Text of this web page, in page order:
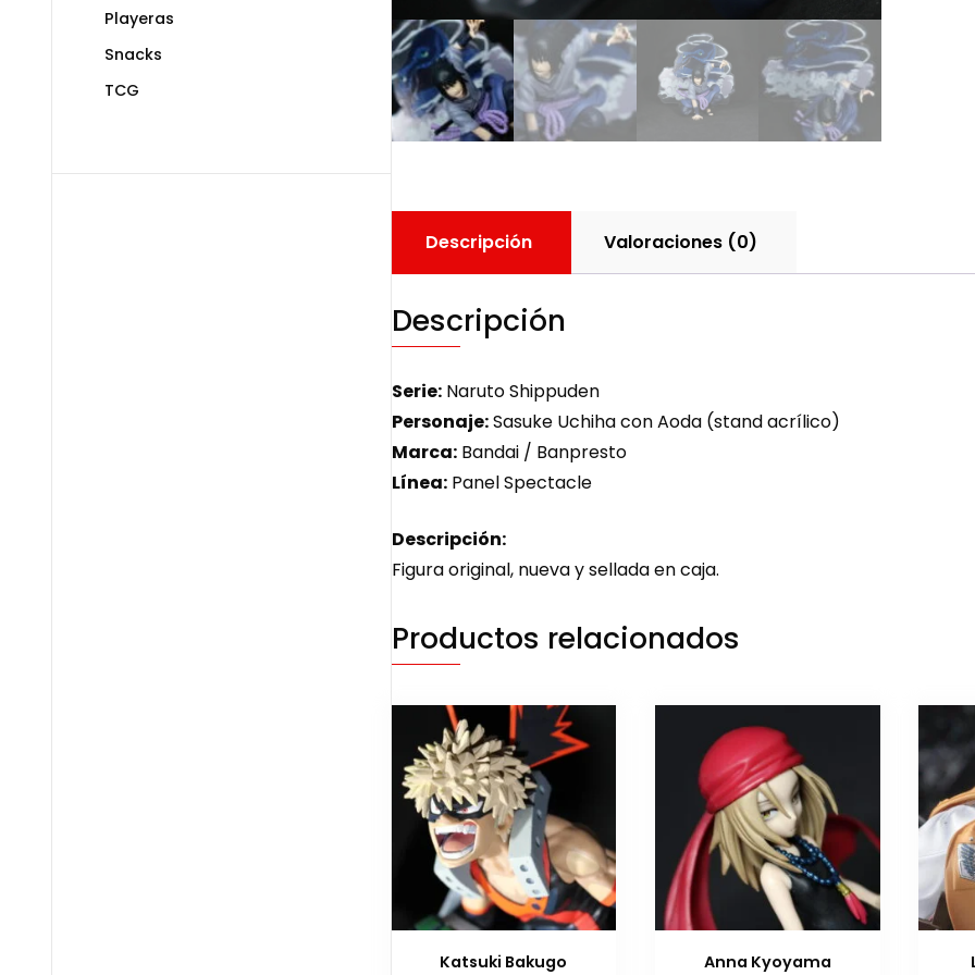
Descripción Valoraciones (0)
Descripción
Serie:Naruto Shippuden
Personaje:Sasuke Uchiha con Aoda (stand acrílico)
Marca:Bandai / Banpresto
Línea:Panel Spectacle
Descripción:
Figura original, nueva y sellada en caja.
Productos relacionados
Katsuki Bakugo Anna Kyoyama
Playeras
Snacks
TCG